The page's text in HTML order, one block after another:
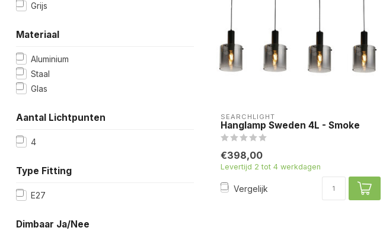
Grijs
Materiaal
Aluminium
Staal
Glas
Aantal Lichtpunten
4
Type Fitting
E27
Dimbaar Ja/Nee
SEARCHLIGHT
Hanglamp Sweden 4L - Smoke
€398,00
Levertijd 2 tot 4 werkdagen
Vergelijk